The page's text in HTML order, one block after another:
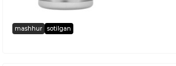
mashhur sotilgan